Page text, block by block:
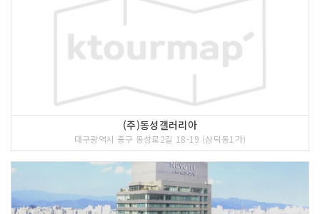
(주)동성갤러리아
대구광역시 중구 동성로2길 18-19 (삼덕동1가)